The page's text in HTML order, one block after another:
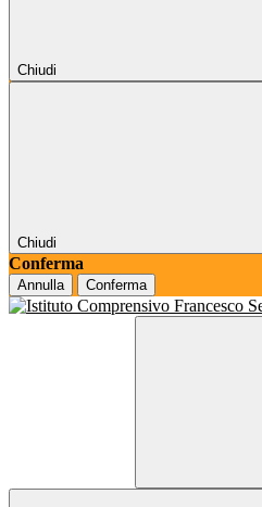
Chiudi
Chiudi
Conferma
Annulla Conferma